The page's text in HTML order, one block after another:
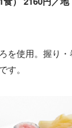
を使用。握り・
す。